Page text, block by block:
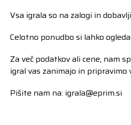
Vsa igrala so na zalogi in
Celotno ponudbo si lahko
Za več podatkov ali cene, nam
igral vas zanimajo in pripravimo
Pišite nam na: igrala@eprim.si